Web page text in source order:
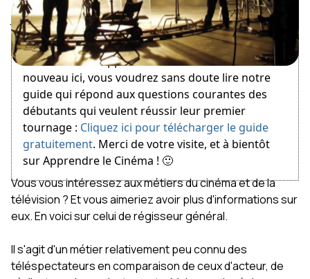
January 3, 2016
Bienvenue sur Apprendre le Cinéma ! Si vous êtes
nouveau ici, vous voudrez sans doute lire notre
guide qui répond aux questions courantes des
débutants qui veulent réussir leur premier
tournage : Cliquez ici pour télécharger le guide
gratuitement. Merci de votre visite, et à bientôt
sur Apprendre le Cinéma ! 🙂
Vous vous intéressez aux métiers du cinéma et de la
télévision ? Et vous aimeriez avoir plus d'informations sur
eux. En voici sur celui de régisseur général.
Il s'agit d'un métier relativement peu connu des
téléspectateurs en comparaison de ceux d'acteur, de